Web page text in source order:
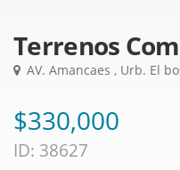
Terrenos
AV. Amancaes , Urb. El
$330,000
ID: 38627